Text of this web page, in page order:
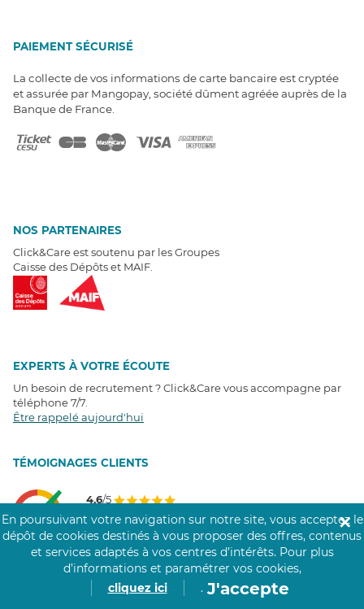
PAIEMENT SÉCURISÉ
La collecte de vos informations de carte bancaire est cryptée
et assurée par Mangopay, société dûment agréée auprès de la
Banque de France.
NOS PARTENAIRES
Click&Care est soutenu par les Groupes
Caisse des Dépôts et MAIF.
EXPERTS À VOTRE ÉCOUTE
Un besoin de recrutement ? Click&Care vous accompagne par
téléphone 7/7
Être rappelé aujourd'hui
TÉMOIGNAGES CLIENTS
4,6/5
Avis clients récoltés sur
Google
COMMUNAUTÉ CLICK&CARE
En poursuivant votre navigation sur notre site, vous acceptez le
dépôt de cookies destinés à vous proposer des offres, contenus
et services adaptés à vos centres d’intérêts. Pour plus
d’informations et paramétrer vos cookies,
cliquez ici
. J'accepte
✕